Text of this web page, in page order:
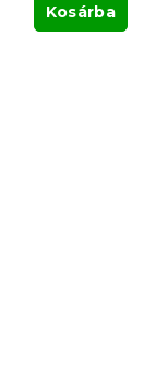
Kosárba